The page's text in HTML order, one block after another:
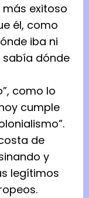
exitoso
él, como
iba ni
sabía dónde
como lo
cumple
de
y
legítimos